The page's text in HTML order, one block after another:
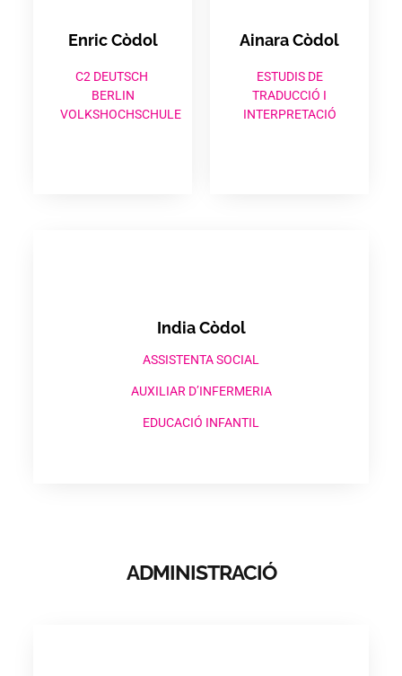
Enric Còdol​
C2 DEUTSCH
BERLIN
VOLKSHOCHSCHULE
Ainara Còdol​
ESTUDIS DE
TRADUCCIÓ I
INTERPRETACIÓ
India Còdol
ASSISTENTA SOCIAL
AUXILIAR D’INFERMERIA
EDUCACIÓ INFANTIL
ADMINISTRACIÓ